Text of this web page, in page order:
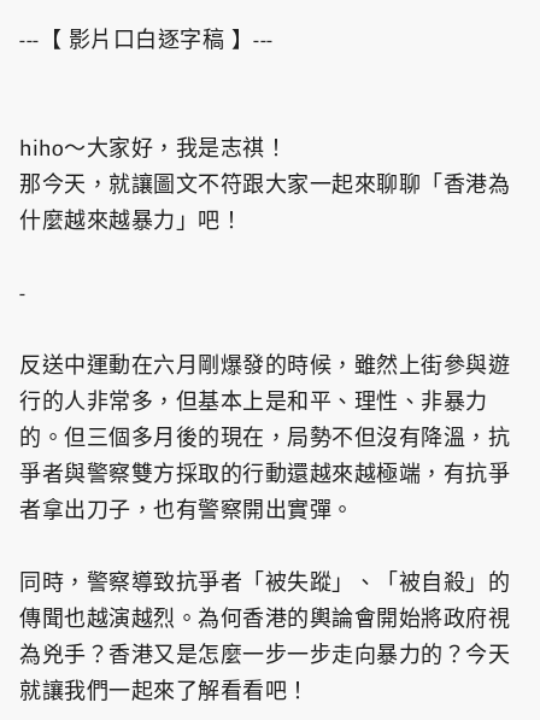
---【 影片口白逐字稿 】---
hiho～大家好，我是志祺！
那今天，就讓圖文不符跟大家一起來聊聊「香港為
什麼越來越暴力」吧！
-
反送中運動在六月剛爆發的時候，雖然上街參與遊
行的人非常多，但基本上是和平、理性、非暴力
的。但三個多月後的現在，局勢不但沒有降溫，抗
爭者與警察雙方採取的行動還越來越極端，有抗爭
者拿出刀子，也有警察開出實彈。
同時，警察導致抗爭者「被失蹤」、「被自殺」的
傳聞也越演越烈。為何香港的輿論會開始將政府視
為兇手？香港又是怎麼一步一步走向暴力的？今天
就讓我們一起來了解看看吧！